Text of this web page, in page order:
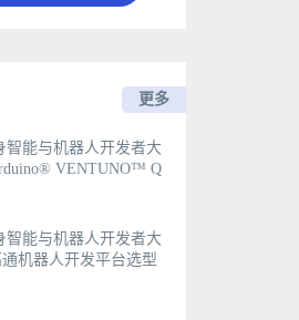
更多
智能与机器人开发者大
VENTUNO™ Q
智能与机器人开发者大
机器人开发平台选型